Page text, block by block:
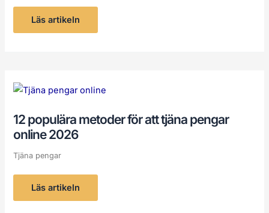
Läs artikeln
12 populära metoder för att tjäna pengar
online 2026
Tjäna pengar
12
populära
att
tjäna
pengar
2026
Läs artikeln